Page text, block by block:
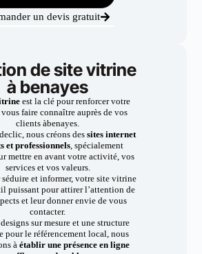
un devis gratuit
de site vitrine
à benayes
est la clé pour renforcer votre
faire connaître auprès de vos
clients àbenayes.
nous créons dessites internet
et professionnels, spécialement
mettre en avant votre activité, vos
services et vos valeurs.
séduire et informer, votre site vitrine
puissant pour attirer l’attention de
et leur donner envie de vous
contacter.
sur mesure et une structure
pour le référencement local, nous
à établir une présence en ligne